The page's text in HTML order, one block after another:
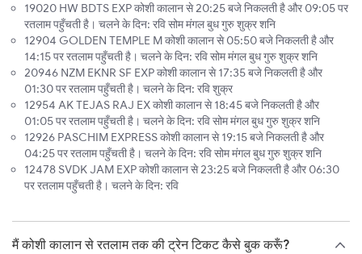
19020 HW BDTS EXP कोशी कालान से 20:25 बजे निकलती है और 09:05 पर
रतलाम पहुँचती है। चलने के दिन: रवि सोम मंगल बुध गुरु शुक्र शनि
12904 GOLDEN TEMPLE M कोशी कालान से 05:50 बजे निकलती है और
14:15 पर रतलाम पहुँचती है। चलने के दिन: रवि सोम मंगल बुध गुरु शुक्र शनि
20946 NZM EKNR SF EXP कोशी कालान से 17:35 बजे निकलती है और
01:30 पर रतलाम पहुँचती है। चलने के दिन: रवि शुक्र
12954 AK TEJAS RAJ EX कोशी कालान से 18:45 बजे निकलती है और
01:05 पर रतलाम पहुँचती है। चलने के दिन: रवि सोम मंगल बुध गुरु शुक्र शनि
12926 PASCHIM EXPRESS कोशी कालान से 19:15 बजे निकलती है और
04:25 पर रतलाम पहुँचती है। चलने के दिन: रवि सोम मंगल बुध गुरु शुक्र शनि
12478 SVDK JAM EXP कोशी कालान से 23:25 बजे निकलती है और 06:30
पर रतलाम पहुँचती है। चलने के दिन: रवि
मैं कोशी कालान से रतलाम तक की ट्रेन टिकट कैसे बुक करूँ?